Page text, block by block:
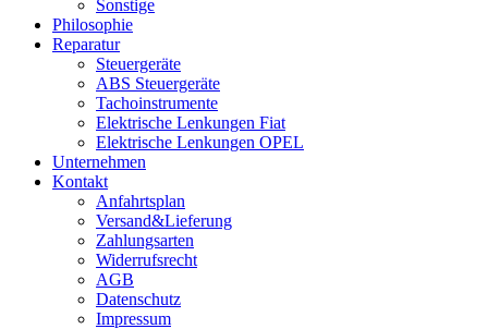
Sonstige
Philosophie
Reparatur
Steuergeräte
ABS Steuergeräte
Tachoinstrumente
Elektrische Lenkungen Fiat
Elektrische Lenkungen OPEL
Unternehmen
Kontakt
Anfahrtsplan
Versand&Lieferung
Zahlungsarten
Widerrufsrecht
AGB
Datenschutz
Impressum